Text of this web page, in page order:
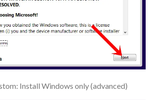
Install Windows only (advanced)